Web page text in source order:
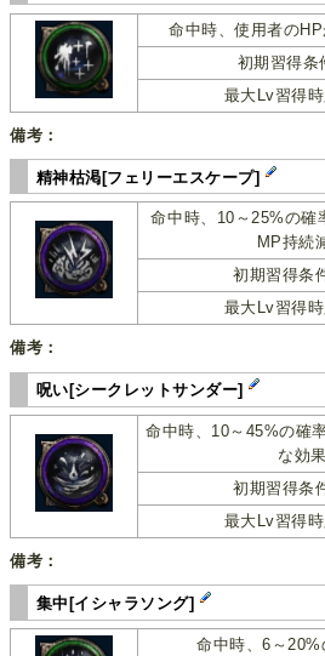
命中時、使用者のHP
初期習得条
最大Lv習得
備考：
精神枯渇[フェリーエスケープ]
命中時、10～25%の確
MP持続
初期習得条
最大Lv習得
備考：
呪い[シークレットサンダー]
命中時、10～45%の確
な効
初期習得条
最大Lv習得
備考：
集中[イシャラソング]
命中時、6～20%